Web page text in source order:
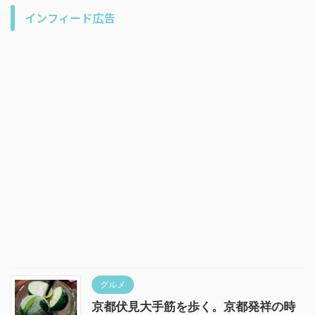
インフィード広告
グルメ
京都伏見大手筋を歩く。京都発祥の時